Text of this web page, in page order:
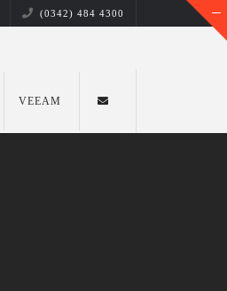
(0342) 484 4300
VEEAM